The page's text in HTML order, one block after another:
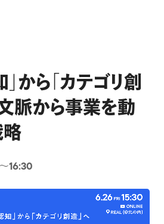
」から「カテゴリ創
脈から事業を動
略
16:30